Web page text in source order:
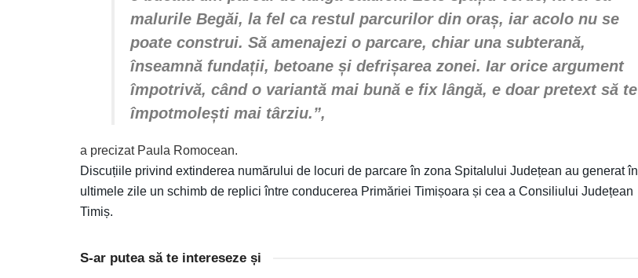
malurile Begăi, la fel ca restul parcurilor din oraș, iar acolo nu se
poate construi. Să amenajezi o parcare, chiar una subterană,
înseamnă fundații, betoane și defrișarea zonei. Iar orice argument
împotrivă, când o variantă mai bună e fix lângă, e doar pretext să te
împotmolești mai târziu.”,
a precizat Paula Romocean.
Discuțiile privind extinderea numărului de locuri de parcare în zona Spitalului Județean au generat în
ultimele zile un schimb de replici între conducerea Primăriei Timișoara și cea a Consiliului Județean
Timiș.
S-ar putea să te intereseze și